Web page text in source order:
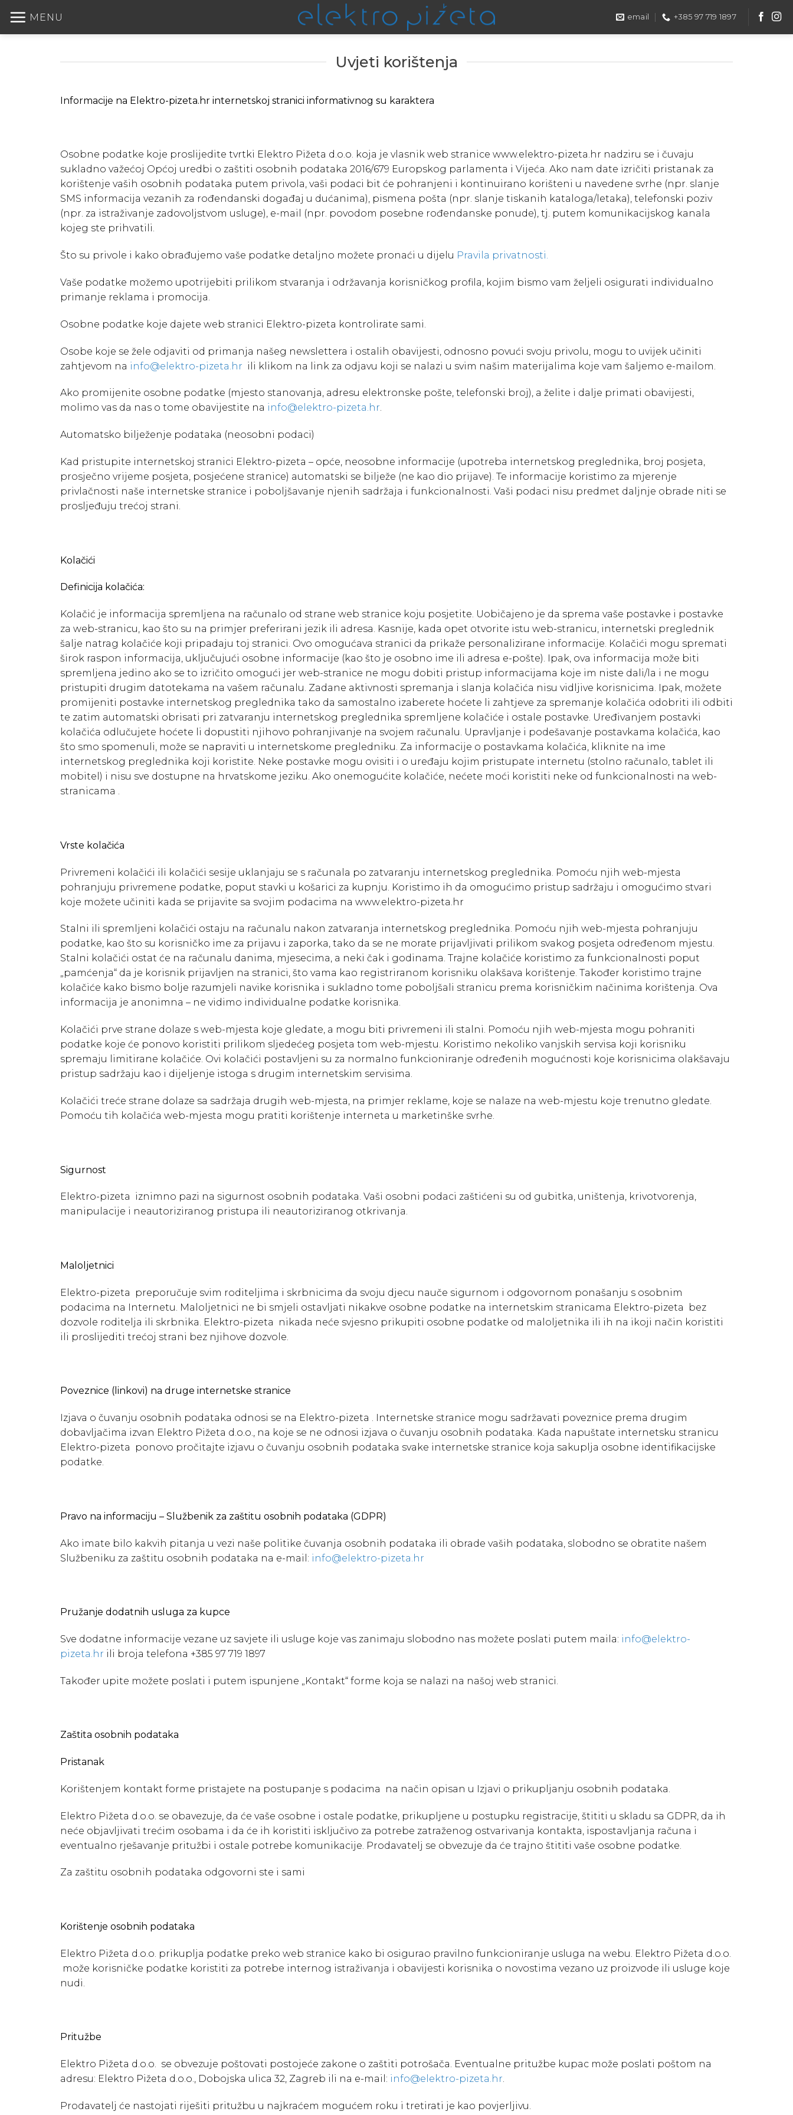
content
MENU email +385 97 719 1897
Uvjeti korištenja
Informacije na Elektro-pizeta.hr internetskoj stranici informativnog su karaktera
Osobne podatke koje proslijedite tvrtki Elektro Pižeta d.o.o. koja je vlasnik web stranice www.elektro-pizeta.hr nadziru se i čuvaju
sukladno važećoj Općoj uredbi o zaštiti osobnih podataka 2016/679 Europskog parlamenta i Vijeća. Ako nam date izričiti pristanak za
korištenje vaših osobnih podataka putem privola, vaši podaci bit će pohranjeni i kontinuirano korišteni u navedene svrhe (npr. slanje
SMS informacija vezanih za rođendanski događaj u dućanima), pismena pošta (npr. slanje tiskanih kataloga/letaka), telefonski poziv
(npr. za istraživanje zadovoljstvom usluge), e-mail (npr. povodom posebne rođendanske ponude), tj. putem komunikacijskog kanala
kojeg ste prihvatili.
Što su privole i kako obrađujemo vaše podatke detaljno možete pronaći u dijelu Pravila privatnosti.
Vaše podatke možemo upotrijebiti prilikom stvaranja i održavanja korisničkog profila, kojim bismo vam željeli osigurati individualno
primanje reklama i promocija.
Osobne podatke koje dajete web stranici Elektro-pizeta kontrolirate sami.
Osobe koje se žele odjaviti od primanja našeg newslettera i ostalih obavijesti, odnosno povući svoju privolu, mogu to uvijek učiniti
zahtjevom na info@elektro-pizeta.hr ili klikom na link za odjavu koji se nalazi u svim našim materijalima koje vam šaljemo e-mailom.
Ako promijenite osobne podatke (mjesto stanovanja, adresu elektronske pošte, telefonski broj), a želite i dalje primati obavijesti,
molimo vas da nas o tome obavijestite na info@elektro-pizeta.hr.
Automatsko bilježenje podataka (neosobni podaci)
Kad pristupite internetskoj stranici Elektro-pizeta – opće, neosobne informacije (upotreba internetskog preglednika, broj posjeta,
prosječno vrijeme posjeta, posjećene stranice) automatski se bilježe (ne kao dio prijave). Te informacije koristimo za mjerenje
privlačnosti naše internetske stranice i poboljšavanje njenih sadržaja i funkcionalnosti. Vaši podaci nisu predmet daljnje obrade niti se
prosljeđuju trećoj strani.
Kolačići
Definicija kolačića:
Kolačić je informacija spremljena na računalo od strane web stranice koju posjetite. Uobičajeno je da sprema vaše postavke i postavke
za web-stranicu, kao što su na primjer preferirani jezik ili adresa. Kasnije, kada opet otvorite istu web-stranicu, internetski preglednik
šalje natrag kolačiće koji pripadaju toj stranici. Ovo omogućava stranici da prikaže personalizirane informacije. Kolačići mogu spremati
širok raspon informacija, uključujući osobne informacije (kao što je osobno ime ili adresa e-pošte). Ipak, ova informacija može biti
spremljena jedino ako se to izričito omogući jer web-stranice ne mogu dobiti pristup informacijama koje im niste dali/la i ne mogu
pristupiti drugim datotekama na vašem računalu. Zadane aktivnosti spremanja i slanja kolačića nisu vidljive korisnicima. Ipak, možete
promijeniti postavke internetskog preglednika tako da samostalno izaberete hoćete li zahtjeve za spremanje kolačića odobriti ili odbiti
te zatim automatski obrisati pri zatvaranju internetskog preglednika spremljene kolačiće i ostale postavke. Uređivanjem postavki
kolačića odlučujete hoćete li dopustiti njihovo pohranjivanje na svojem računalu. Upravljanje i podešavanje postavkama kolačića, kao
što smo spomenuli, može se napraviti u internetskome pregledniku. Za informacije o postavkama kolačića, kliknite na ime
internetskog preglednika koji koristite. Neke postavke mogu ovisiti i o uređaju kojim pristupate internetu (stolno računalo, tablet ili
mobitel) i nisu sve dostupne na hrvatskome jeziku. Ako onemogućite kolačiće, nećete moći koristiti neke od funkcionalnosti na web-
stranicama .
Vrste kolačića
Privremeni kolačići ili kolačići sesije uklanjaju se s računala po zatvaranju internetskog preglednika. Pomoću njih web-mjesta
pohranjuju privremene podatke, poput stavki u košarici za kupnju. Koristimo ih da omogućimo pristup sadržaju i omogućimo stvari
koje možete učiniti kada se prijavite sa svojim podacima na www.elektro-pizeta.hr
Stalni ili spremljeni kolačići ostaju na računalu nakon zatvaranja internetskog preglednika. Pomoću njih web-mjesta pohranjuju
podatke, kao što su korisničko ime za prijavu i zaporka, tako da se ne morate prijavljivati prilikom svakog posjeta određenom mjestu.
Stalni kolačići ostat će na računalu danima, mjesecima, a neki čak i godinama. Trajne kolačiće koristimo za funkcionalnosti poput
„pamćenja“ da je korisnik prijavljen na stranici, što vama kao registriranom korisniku olakšava korištenje. Također koristimo trajne
kolačiće kako bismo bolje razumjeli navike korisnika i sukladno tome poboljšali stranicu prema korisničkim načinima korištenja. Ova
informacija je anonimna – ne vidimo individualne podatke korisnika.
Kolačići prve strane dolaze s web-mjesta koje gledate, a mogu biti privremeni ili stalni. Pomoću njih web-mjesta mogu pohraniti
podatke koje će ponovo koristiti prilikom sljedećeg posjeta tom web-mjestu. Koristimo nekoliko vanjskih servisa koji korisniku
spremaju limitirane kolačiće. Ovi kolačići postavljeni su za normalno funkcioniranje određenih mogućnosti koje korisnicima olakšavaju
pristup sadržaju kao i dijeljenje istoga s drugim internetskim servisima.
Kolačići treće strane dolaze sa sadržaja drugih web-mjesta, na primjer reklame, koje se nalaze na web-mjestu koje trenutno gledate.
Pomoću tih kolačića web-mjesta mogu pratiti korištenje interneta u marketinške svrhe.
Sigurnost
Elektro-pizeta iznimno pazi na sigurnost osobnih podataka. Vaši osobni podaci zaštićeni su od gubitka, uništenja, krivotvorenja,
manipulacije i neautoriziranog pristupa ili neautoriziranog otkrivanja.
Maloljetnici
Elektro-pizeta preporučuje svim roditeljima i skrbnicima da svoju djecu nauče sigurnom i odgovornom ponašanju s osobnim
podacima na Internetu. Maloljetnici ne bi smjeli ostavljati nikakve osobne podatke na internetskim stranicama Elektro-pizeta bez
dozvole roditelja ili skrbnika. Elektro-pizeta nikada neće svjesno prikupiti osobne podatke od maloljetnika ili ih na ikoji način koristiti
ili proslijediti trećoj strani bez njihove dozvole.
Poveznice (linkovi) na druge internetske stranice
Izjava o čuvanju osobnih podataka odnosi se na Elektro-pizeta . Internetske stranice mogu sadržavati poveznice prema drugim
dobavljačima izvan Elektro Pižeta d.o.o., na koje se ne odnosi izjava o čuvanju osobnih podataka. Kada napuštate internetsku stranicu
Elektro-pizeta ponovo pročitajte izjavu o čuvanju osobnih podataka svake internetske stranice koja sakuplja osobne identifikacijske
podatke.
Pravo na informaciju – Službenik za zaštitu osobnih podataka (GDPR)
Ako imate bilo kakvih pitanja u vezi naše politike čuvanja osobnih podataka ili obrade vaših podataka, slobodno se obratite našem
Službeniku za zaštitu osobnih podataka na e-mail: info@elektro-pizeta.hr
Pružanje dodatnih usluga za kupce
Sve dodatne informacije vezane uz savjete ili usluge koje vas zanimaju slobodno nas možete poslati putem maila: info@elektro-
pizeta.hr ili broja telefona +385 97 719 1897
Također upite možete poslati i putem ispunjene „Kontakt“ forme koja se nalazi na našoj web stranici.
Zaštita osobnih podataka
Pristanak
Korištenjem kontakt forme pristajete na postupanje s podacima na način opisan u Izjavi o prikupljanju osobnih podataka.
Elektro Pižeta d.o.o. se obavezuje, da će vaše osobne i ostale podatke, prikupljene u postupku registracije, štititi u skladu sa GDPR, da ih
neće objavljivati trećim osobama i da će ih koristiti isključivo za potrebe zatraženog ostvarivanja kontakta, ispostavljanja računa i
eventualno rješavanje pritužbi i ostale potrebe komunikacije. Prodavatelj se obvezuje da će trajno štititi vaše osobne podatke.
Za zaštitu osobnih podataka odgovorni ste i sami
Korištenje osobnih podataka
Elektro Pižeta d.o.o. prikuplja podatke preko web stranice kako bi osigurao pravilno funkcioniranje usluga na webu. Elektro Pižeta d.o.o.
može korisničke podatke koristiti za potrebe internog istraživanja i obavijesti korisnika o novostima vezano uz proizvode ili usluge koje
nudi.
Pritužbe
Elektro Pižeta d.o.o. se obvezuje poštovati postojeće zakone o zaštiti potrošača. Eventualne pritužbe kupac može poslati poštom na
adresu: Elektro Pižeta d.o.o., Dobojska ulica 32, Zagreb ili na e-mail: info@elektro-pizeta.hr.
Prodavatelj će nastojati riješiti pritužbu u najkraćem mogućem roku i tretirati je kao povjerljivu.